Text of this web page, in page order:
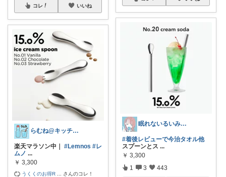
コレ いいね
らむね@キッチン用品
楽天マラソン中｜ #Lemnos #レ
ムノ ...
￥ 3,300
うくくのお得R さんのコレ！
眠れないるいみけ@QOL↑生活作り
#着後レビューで今治タオル他
スプーンとス ...
￥ 3,300
1 3 443